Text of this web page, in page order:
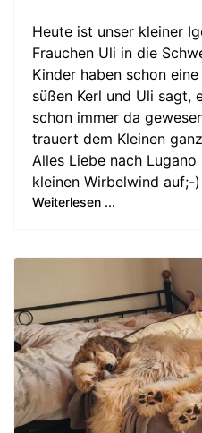
Heute ist unser kleiner
Frauchen Uli in die
Kinder haben schon
süßen Kerl und Uli sagt,
schon immer da
trauert dem Kleinen
Alles Liebe nach
kleinen Wirbelwind auf;-)
Weiterlesen ...